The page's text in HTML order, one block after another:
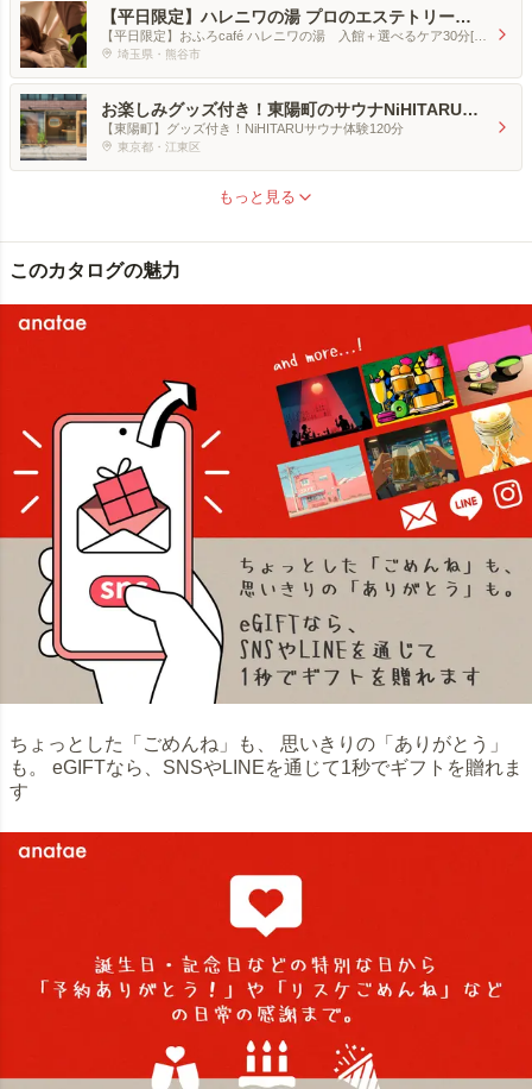
【平日限定】ハレニワの湯 プロのエステトリート
メント付き 至福の癒し体験
【平日限定】おふろcafé ハレニワの湯 入館＋選べるケア30分[1
名分]埼玉県・熊谷市
お楽しみグッズ付き！東陽町のサウナNiHITARUに
ひたる
【東陽町】グッズ付き！NiHITARUサウナ体験120分
東京都・江東区
もっと見る
このカタログの魅力
ちょっとした「ごめんね」も、 思いきりの「ありがとう」
も。 eGIFTなら、SNSやLINEを通じて1秒でギフトを贈れま
す